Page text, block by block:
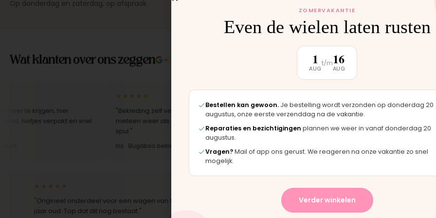
Op donderdag en zaterdag, op afspraak.
Wat klanten over ons zeggen ★★★★★
krijgen, hier
verpakt en snel
★★★★★
"Bekleding zelf vervangen met de set, zag er
meteen weer als nieuw uit. Duidelijk origineel
Iris · Bugaboo bekleding
"Langsgekomen in Moordrecht en het
onderdeel werd er direct opgezet. Klaar
terwijl je wacht."
★★★★★
"Origineel onderdeel voor een wagen van 10
jaar oud. Top dat dit nog bestaat."
"Snelle levering en het paste perfect.
Montage-instructies waren duidelijk."
★★★★★
"Persoonlijk contact,
en eerlijk advies. Aanrader."
ZOMERVAKANTIE
Even de wielen laten rusten
1
AUG
t/m16
AUG
Bestellen kan gewoon. Je bestelling wordt verzonden op donderdag 20
augustus, onze eerste verzenddag na de vakantie.
Reparaties en bezichtigingen plannen we weer in vanaf donderdag 20
augustus.
Vragen?Mail of app ons gerust. We reageren na onze vakantie zo snel
mogelijk.
Verder winkelen